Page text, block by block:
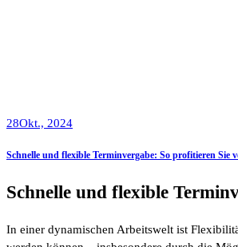
28Okt., 2024
Schnelle und flexible Terminvergabe: So profitieren Sie
Schnelle und flexible
In einer dynamischen Arbeitswelt ist